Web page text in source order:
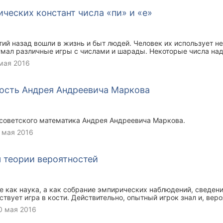
констант числа «пи» и «е»
назад вошли в жизнь и быт людей. Человек их использует
различные игры с числами и шарады. Некоторые числа
например, такие как 13, 666. Среди бесконечного
ещё особенные, и не только для математиков,
точного определения не хватило бы и триллиона десятичных
2016
Андрея Андреевича Маркова
математика Андрея Андреевича Маркова.
мая 2016
вероятностей
как наука, а как собрание эмпирических наблюдений,
игра в кости. Действительно, опытный игрок знал и,
очков имеют разную частоту появления. При метании
только одним способом (по очку на каждой кости), а четыре
мая 2016